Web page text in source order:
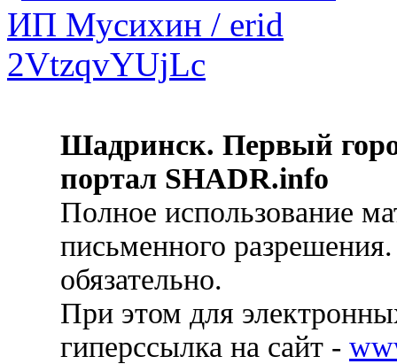
Шадринск. Первый
портал SHADR.info
Полное использование
письменного
обязательно.
При этом для
гиперссылка на сайт -